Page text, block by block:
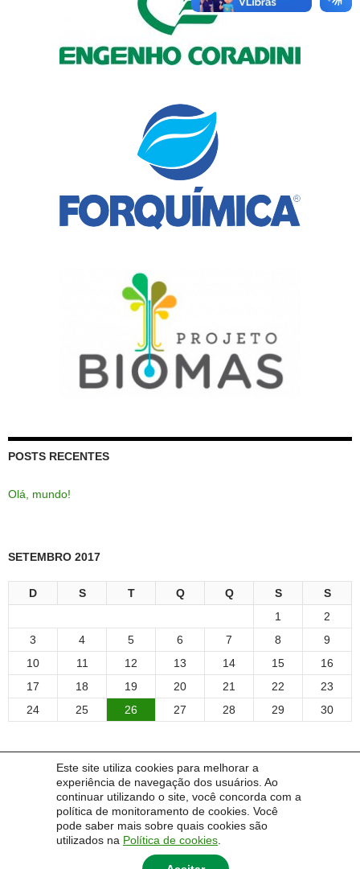
Este site utiliza cookies para melhorar a
experiência de navegação dos usuários. Ao
continuar utilizando o site, você concorda com a
política de monitoramento de cookies. Você
pode saber mais sobre quais cookies são
utilizados na Política de cookies
POSTS RECENTES
Olá, mundo!
SETEMBRO 2017
D S T Q Q S
S
1
2
3
4 5 6 7 8
9
10
11 12 13 14 15
16
17
18 19 20 21 22
23
24
25 26 27 28 29 30
COMENTÁRIOS
Um comentarista do WordPressemOlá, mundo!